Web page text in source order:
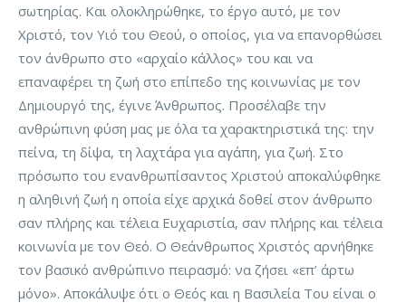
σωτηρίας. Και ολοκληρώθηκε, το έργο αυτό, με τον
Χριστό, τον Υιό του Θεού, ο οποίος, για να επανορθώσει
τον άνθρωπο στο «αρχαίο κάλλος» του και να
επαναφέρει τη ζωή στο επίπεδο της κοινωνίας με τον
Δημιουργό της, έγινε Άνθρωπος. Προσέλαβε την
ανθρώπινη φύση μας με όλα τα χαρακτηριστικά της: την
πείνα, τη δίψα, τη λαχτάρα για αγάπη, για ζωή. Στο
πρόσωπο του ενανθρωπίσαντος Χριστού αποκαλύφθηκε
η αληθινή ζωή η οποία είχε αρχικά δοθεί στον άνθρωπο
σαν πλήρης και τέλεια Ευχαριστία, σαν πλήρης και τέλεια
κοινωνία με τον Θεό. Ο Θεάνθρωπος Χριστός αρνήθηκε
τον βασικό ανθρώπινο πειρασμό: να ζήσει «επ’ άρτω
μόνο». Αποκάλυψε ότι ο Θεός και η Βασιλεία Του είναι ο